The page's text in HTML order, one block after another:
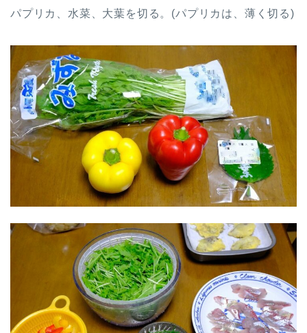
パプリカ、水菜、大葉を切る。(パプリカは、薄く切る)